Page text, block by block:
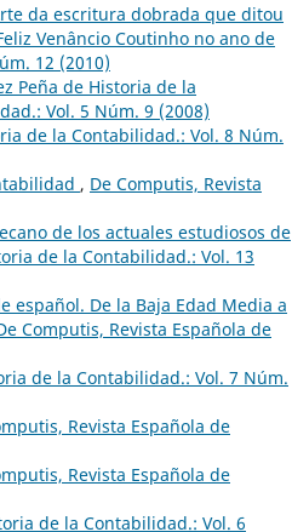
da escritura dobrada que ditou
Venâncio Coutinho no ano de
12 (2010)
Peña de Historia de la
Vol. 5 Núm. 9 (2008)
de la Contabilidad.: Vol. 8 Núm.
, De Computis, Revista
de los actuales estudiosos de
de la Contabilidad.: Vol. 13
De la Baja Edad Media a
Computis, Revista Española de
de la Contabilidad.: Vol. 7 Núm.
Revista Española de
Revista Española de
de la Contabilidad.: Vol. 6